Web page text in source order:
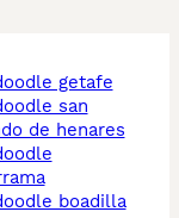
getafe
de henares